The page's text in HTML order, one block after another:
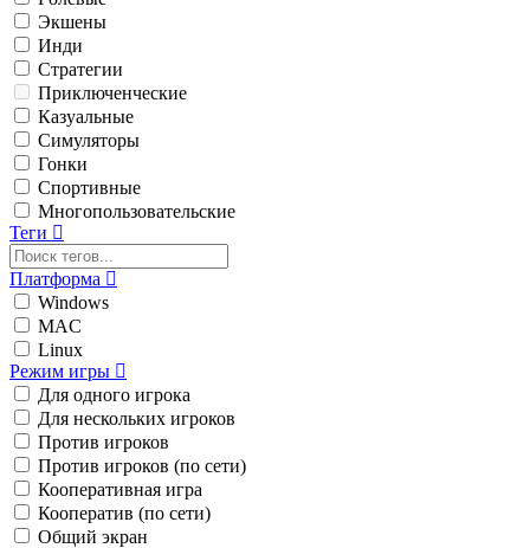
Экшены
Инди
Стратегии
Приключенческие
Казуальные
Симуляторы
Гонки
Спортивные
Многопользовательские
Теги
Платформа
Windows
MAC
Linux
Режим игры
Для одного игрока
Для нескольких игроков
Против игроков
Против игроков (по сети)
Кооперативная игра
Кооператив (по сети)
Общий экран